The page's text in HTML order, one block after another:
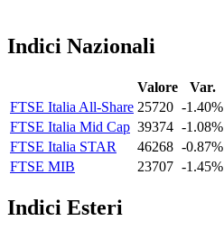
Indici Nazionali
Valore
Var.
FTSE Italia All-Share 25720 -1.40%
FTSE Italia Mid Cap 39374 -1.08%
FTSE Italia STAR
46268 -0.87%
FTSE MIB
23707 -1.45%
Indici Esteri